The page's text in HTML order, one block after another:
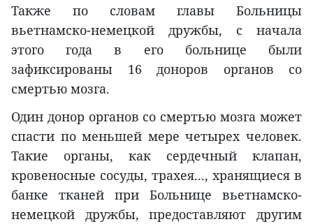
Также по словам главы Больницы
вьетнамско-немецкой дружбы, с начала
этого года в его больнице были
зафиксированы 16 доноров органов со
смертью мозга.
Один донор органов со смертью мозга может
спасти по меньшей мере четырех человек.
Такие органы, как сердечный клапан,
кровеносные сосуды, трахея..., хранящиеся в
банке тканей при Больнице вьетнамско-
немецкой дружбы, предоставляют другим